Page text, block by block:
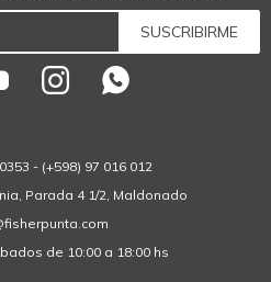
- (+598) 97 016 012
Parada 4 1/2, Maldonado
de 10:00 a 18:00 hs
SUSCRIBIRME
 